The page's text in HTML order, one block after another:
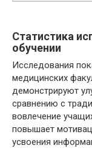
Статистика
обучении
Исследования
медицинских
демонстрируют
сравнению с
вовлечение
повышает
усвоения